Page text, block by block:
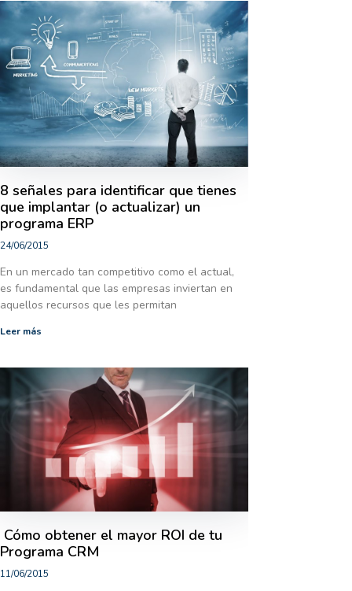
8 señales para identificar que tienes
que implantar (o actualizar) un
programa ERP
24/06/2015
En un mercado tan competitivo como el actual,
es fundamental que las empresas inviertan en
aquellos recursos que les permitan
Leer más
Cómo obtener el mayor ROI de tu
Programa CRM
11/06/2015